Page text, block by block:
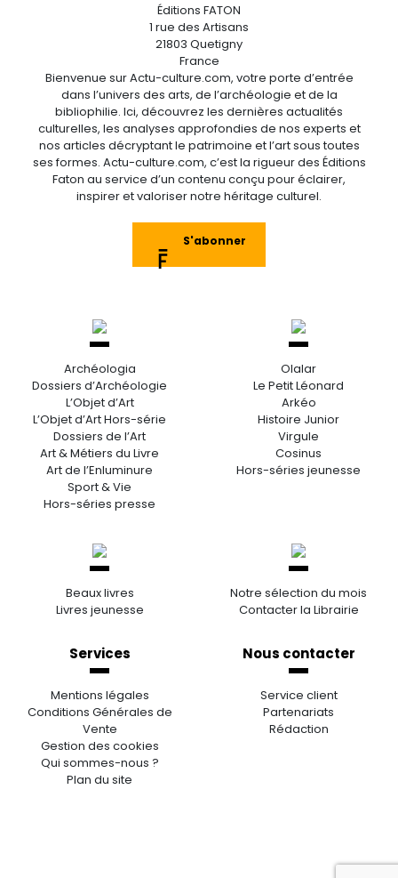
Éditions FATON
1 rue des Artisans
21803 Quetigny
France
Bienvenue sur Actu-culture.com, votre porte d’entrée
dans l’univers des arts, de l’archéologie et de la
bibliophilie. Ici, découvrez les dernières actualités
culturelles, les analyses approfondies de nos experts et
nos articles décryptant le patrimoine et l’art sous toutes
ses formes. Actu-culture.com, c’est la rigueur des Éditions
Faton au service d’un contenu conçu pour éclairer,
inspirer et valoriser notre héritage culturel.
S'abonner
Archéologia
Dossiers d’Archéologie
L’Objet d’Art
L’Objet d’Art Hors-série
Dossiers de l’Art
Art & Métiers du Livre
Art de l’Enluminure
Sport & Vie
Hors-séries presse
Olalar
Le Petit Léonard
Arkéo
Histoire Junior
Virgule
Cosinus
Hors-séries jeunesse
Beaux livres
Livres jeunesse
Notre sélection du mois
Contacter la Librairie
Services
Mentions légales
Conditions Générales de
Vente
Gestion des cookies
Qui sommes-nous ?
Plan du site
Nous contacter
Service client
Partenariats
Rédaction